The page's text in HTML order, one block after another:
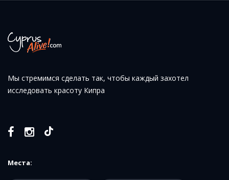
Мы стремимся сделать так, чтобы каждый захотел
исследовать красоту Кипра
Места: